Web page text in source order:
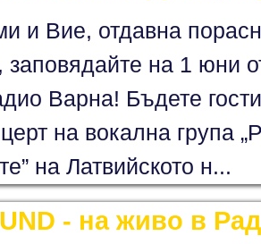
и Вие, отдавна
заповядайте на 1 юни
Варна! Бъдете
на вокална група
на Латвийското н...
- на живо в